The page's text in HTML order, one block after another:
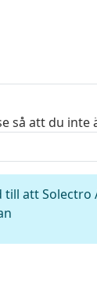
så att du inte
till att